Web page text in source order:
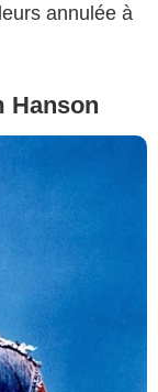
annulée à
Hanson